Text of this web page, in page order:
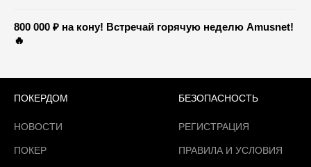
800 000 ₽ на кону! Встречай горячую неделю Amusnet!
🔥
ПОКЕРДОМ
НОВОСТИ
ПОКЕР
БЕЗОПАСНОСТЬ
РЕГИСТРАЦИЯ
ПРАВИЛА И УСЛОВИЯ